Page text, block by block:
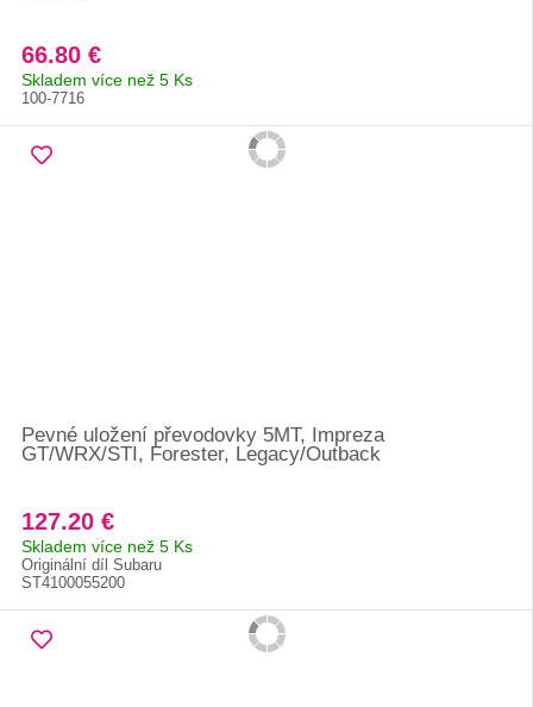
66.80 €
Skladem více než 5 Ks
100-7716
Pevné uložení převodovky 5MT, Impreza
GT/WRX/STI, Forester, Legacy/Outback
127.20 €
Skladem více než 5 Ks
Originální díl Subaru
ST4100055200